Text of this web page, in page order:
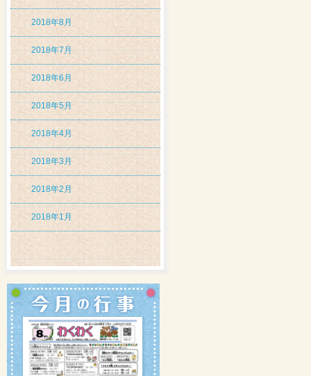
2018年8月
2018年7月
2018年6月
2018年5月
2018年4月
2018年3月
2018年2月
2018年1月